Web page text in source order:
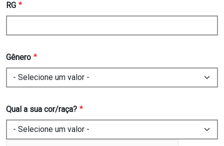
RG
Gênero
Qual a sua cor/raça?